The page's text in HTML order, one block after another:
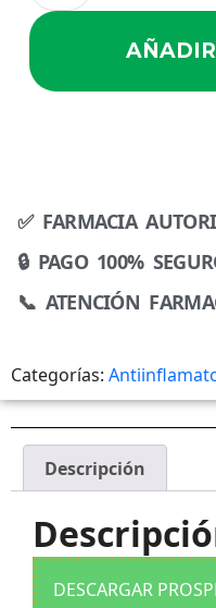
✅ FARMACIA
🔒 PAGO 100%
📞 ATENCIÓN
Categorías:
Descripción
DESCARGAR